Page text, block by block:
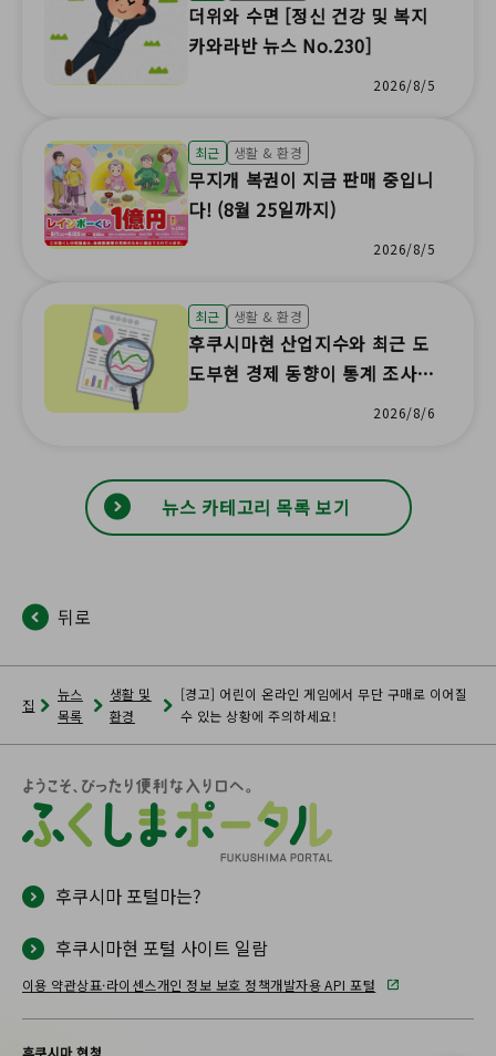
더위와 수면 [정신 건강 및 복지
카와라반 뉴스 No.230]
2026/8/5
최근 생활 & 환경
무지개 복권이 지금 판매 중입니
다! (8월 25일까지)
2026/8/5
최근 생활 & 환경
후쿠시마현 산업지수와 최근 도
도부현 경제 동향이 통계 조사
결과로 업데이트되었습니다!2026/8/6
뉴스 카테고리 목록 보기
뒤로
집
뉴스
목록
생활 및
환경
[경고] 어린이 온라인 게임에서 무단 구매로 이어질
수 있는 상황에 주의하세요!
후쿠시마 포털마는?
후쿠시마현 포털 사이트 일람
이용 약관상표·라이센스개인 정보 보호 정책개발자용 API 포털
후쿠시마 현청